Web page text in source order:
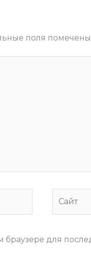
поля помечены
браузере для